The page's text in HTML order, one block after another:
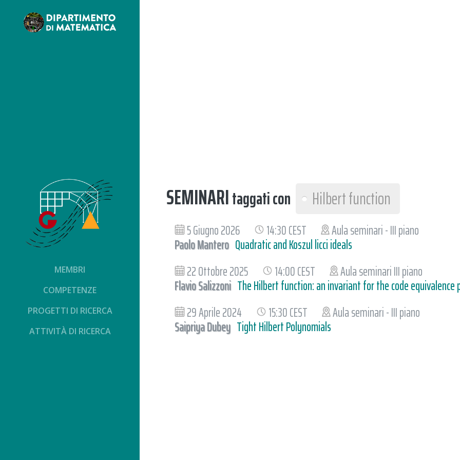
MEMBRI
COMPETENZE
PROGETTI DI RICERCA
ATTIVITÀ DI RICERCA
SEMINARItaggati con Hilbert function
5 Giugno 2026 14:30 CEST Aula seminari - III piano
Paolo Mantero Quadratic and Koszul licci ideals
22 Ottobre 2025
14:00 CEST Aula seminari III piano
Flavio Salizzoni The Hilbert function: an invariant for the code equivalence
29 Aprile 2024
15:30 CEST Aula seminari - III piano
Saipriya Dubey Tight Hilbert Polynomials